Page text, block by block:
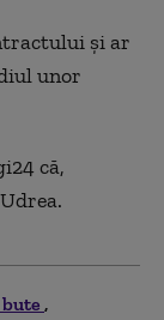
şi ar
unor
că,